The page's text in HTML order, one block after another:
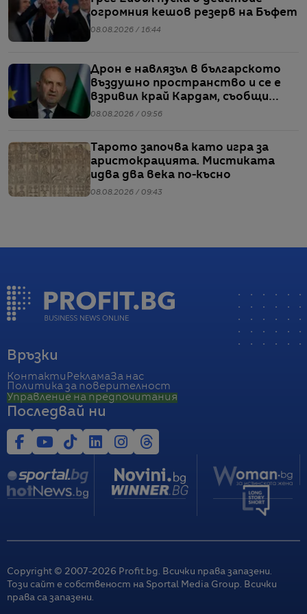
огромния кешов резерв на Бъфет
08.08.2026 / 16:44
Дрон е навлязъл в българското
въздушно пространство и се е
взривил край Кардам, съобщи
Радев
08.08.2026 / 09:56
Тарото започва като игра за
аристокрацията. Мистиката
идва два века по-късно
08.08.2026 / 09:43
Връзки
Контакти РекламаЗа нас
Политика за поверителност
Управление на предпочитания
Последвай ни
Copyright © 2007-2026 Profit.bg. Всички права запазени.
Този сайт е собственост на Sportal Media Group. Всички
права са запазени.